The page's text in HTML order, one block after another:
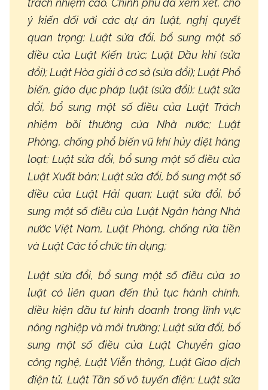
trách nhiệm cao, Chính phủ đã xem xét, cho
ý kiến đối với các dự án luật, nghị quyết
quan trọng: Luật sửa đổi, bổ sung một số
điều của Luật Kiến trúc; Luật Dầu khí (sửa
đổi); Luật Hòa giải ở cơ sở (sửa đổi); Luật Phổ
biến, giáo dục pháp luật (sửa đổi); Luật sửa
đổi, bổ sung một số điều của Luật Trách
nhiệm bồi thường của Nhà nước; Luật
Phòng, chống phổ biến vũ khí hủy diệt hàng
loạt; Luật sửa đổi, bổ sung một số điều của
Luật Xuất bản; Luật sửa đổi, bổ sung một số
điều của Luật Hải quan; Luật sửa đổi, bổ
sung một số điều của Luật Ngân hàng Nhà
nước Việt Nam, Luật Phòng, chống rửa tiền
và Luật Các tổ chức tín dụng;
Luật sửa đổi, bổ sung một số điều của 10
luật có liên quan đến thủ tục hành chính,
điều kiện đầu tư kinh doanh trong lĩnh vực
nông nghiệp và môi trường; Luật sửa đổi, bổ
sung một số điều của Luật Chuyển giao
công nghệ, Luật Viễn thông, Luật Giao dịch
điện tử, Luật Tần số vô tuyến điện; Luật sửa